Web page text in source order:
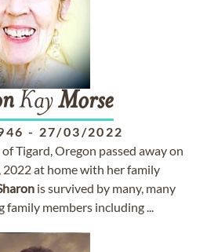
KayMorse
- 27/03/2022
of Tigard, Oregon passed away on
2022 at home with her family
is survived by many, many
family members including ...